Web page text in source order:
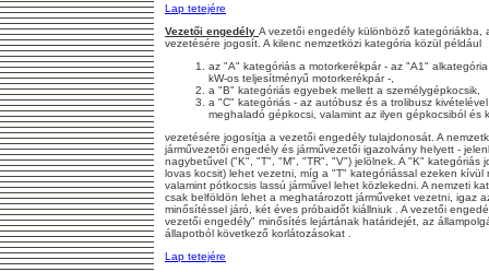
Lap tetejére
Vezetői engedély A vezetői engedély különböző kategóriákba,
vezetésére jogosít. A kilenc nemzetközi kategória közül például
az "A" kategóriás a motorkerékpár - az "A1"
kW-os teljesítményű motorkerékpár -,
a "B" kategóriás egyebek mellett a személygépkocsik,
a "C" kategóriás - az autóbusz és a trolibusz
meghaladó gépkocsi, valamint az ilyen gépkocsiból és
vezetésére jogosítja a vezetői engedély tulajdonosát. A
járművezetői engedély és járművezetői igazolvány helyett -
nagybetűvel ("K", "T", "M", "TR", "V") jelölnek. A "K" kategóriás
lovas kocsit) lehet vezetni, míg a "T" kategóriással ezeken
valamint pótkocsis lassú járművel lehet közlekedni. A nemzeti
csak belföldön lehet a meghatározott járműveket vezetni, igaz
minősítéssel járó, két éves próbaidőt kiállniuk . A vezetői
vezetői engedély" minősítés lejártának határidejét, az
állapotból következő korlátozásokat .
Lap tetejére